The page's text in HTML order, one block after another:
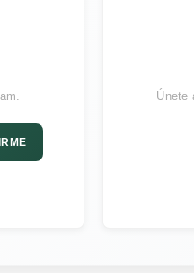
Únete